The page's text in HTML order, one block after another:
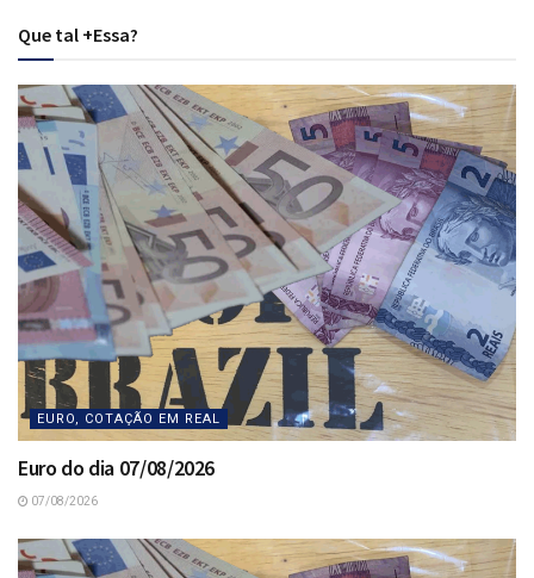
Que tal +Essa?
EURO, COTAÇÃO EM REAL
Euro do dia 07/08/2026
07/08/2026